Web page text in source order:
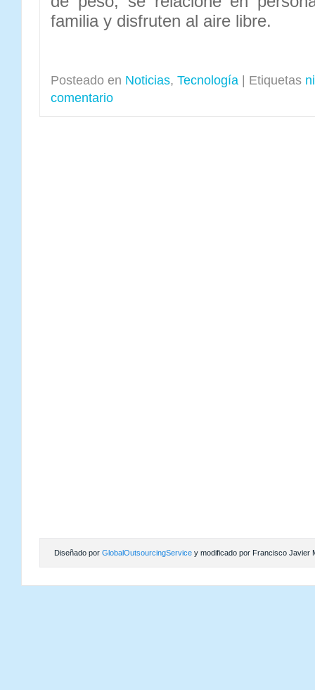
familia y disfruten al aire libre.
Posteado en Noticias, Tecnología Etiquetas
comentario
Diseñado por GlobalOutsourcingService y modificado por Francisco Javier